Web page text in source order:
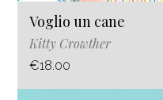
Voglio un cane
Kitty Crowther
€18.00